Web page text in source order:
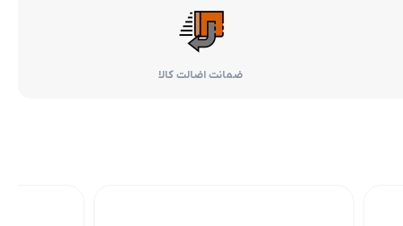
ضمانت اضالت کالا